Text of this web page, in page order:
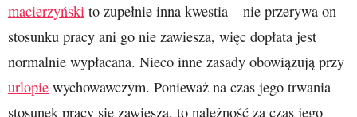
macierzyński to zupełnie inna kwestia – nie przerywa on
stosunku pracy ani go nie zawiesza, więc dopłata jest
normalnie wypłacana. Nieco inne zasady obowiązują przy
urlopie wychowawczym. Ponieważ na czas jego trwania
stosunek pracy się zawiesza, to należność za czas jego